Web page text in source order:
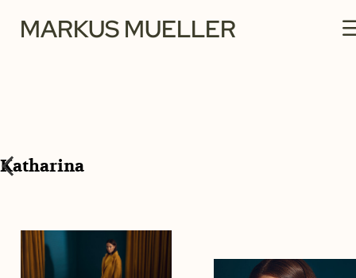
MARKUS MUELLER
Katharina